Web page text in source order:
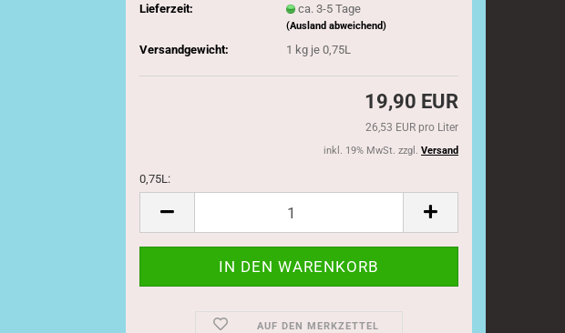
Lieferzeit:
ca. 3-5 Tage
(Ausland abweichend)
Versandgewicht: 1 kg je 0,75L
19,90 EUR
26,53 EUR pro Liter
inkl. 19% MwSt. zzgl. Versand
0,75L:
0,75L
AUF DEN MERKZETTEL